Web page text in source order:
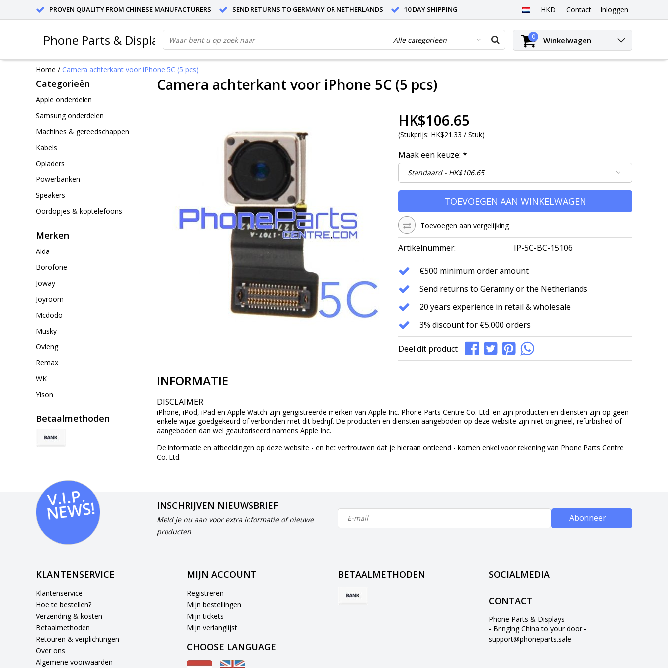
PROVEN QUALITY FROM CHINESE MANUFACTURERS SEND RETURNS TO GERMANY OR NETHERLANDS 10 DAY SHIPPING HKD Contact Inloggen
Phone Parts & Displays 0 Winkelwagen
Home / Camera achterkant voor iPhone 5C (5 pcs)
Categorieën
Apple onderdelen
Samsung onderdelen
Machines & gereedschappen
Kabels
Opladers
Powerbanken
Speakers
Oordopjes & koptelefoons
Merken
Aida
Borofone
Joway
Joyroom
Mcdodo
Musky
Ovleng
Remax
WK
Yison
Betaalmethoden
Camera achterkant voor iPhone 5C (5 pcs)
HK$106.65
(Stukprijs: HK$21.33 / Stuk)
Maak een keuze: *
TOEVOEGEN AAN WINKELWAGEN
Toevoegen aan vergelijking
Artikelnummer: IP-5C-BC-15106
€500 minimum order amount
Send returns to Geramny or the Netherlands
20 years experience in retail & wholesale
3% discount for €5.000 orders
Deel dit product
INFORMATIE
DISCLAIMER
iPhone, iPod, iPad en Apple Watch zijn gerigistreerde merken van Apple Inc. Phone Parts Centre Co. Ltd. en zijn producten en diensten zijn op geen
enkele wijze goedgekeurd of verbonden met dit bedrijf. De producten en diensten aangeboden op deze website zijn niet origineel, refurbished of
aangeboden dan wel geautoriseerd namens Apple Inc.
De informatie en afbeeldingen op deze website - en het vertrouwen dat je hieraan ontleend - komen enkel voor rekening van Phone Parts Centre
Co. Ltd.
V.I.
P.
N
E
W
S! INSCHRIJVEN NIEUWSBRIEF
Meld je nu aan voor extra informatie of nieuwe
producten
Abonneer
KLANTENSERVICE
Klantenservice
Hoe te bestellen?
Verzending & kosten
Betaalmethoden
Retouren & verplichtingen
Over ons
Algemene voorwaarden
MIJN ACCOUNT
Registreren
Mijn bestellingen
Mijn tickets
Mijn verlanglijst
CHOOSE LANGUAGE
BETAALMETHODEN SOCIALMEDIA
CONTACT
Phone Parts & Displays
- Bringing China to your door -
support@phoneparts.sale